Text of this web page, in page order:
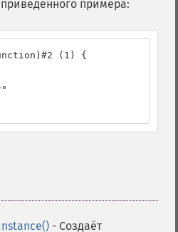
примера:
(1) {
- Создаёт